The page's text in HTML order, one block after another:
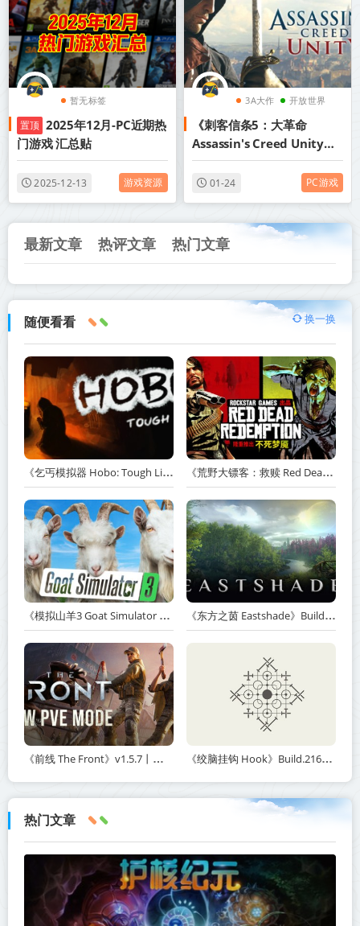
暂无标签
置顶 2025年12月-PC近期热
门游戏 汇总贴
2025-12-13 游戏资源
3A大作 开放世界
暗杀
《刺客信条5：大革命
Assassin's Creed Unity》
v1.5.0丨中文版网盘下载
01-24 PC游戏
最新文章 热评文章 热门文章
随便看看 换一换
《乞丐模拟器 Hobo: Tough Life》v1.20.010-赠原声带+解锁全人物满级通关存档+多项修改器【单机+联机】丨中文版网盘下载 《荒野大镖客：救赎 Red Dead Redemption》v1.0.42.46611-送修改器丨中文版网盘下载
《模拟山羊3 Goat Simulator 3》v1.2.0.2-全DLC+含重制版【单机+联机】【PC/手机双端】丨中文版网盘下载 《东方之茵 Eastshade》Build.20251455-免安装中文版丨中文版网盘下载
《前线 The Front》v1.5.7丨中文版网盘下载 《绞脑挂钩 Hook》Build.21678887-免安装中文版丨中文版网盘下载
热门文章